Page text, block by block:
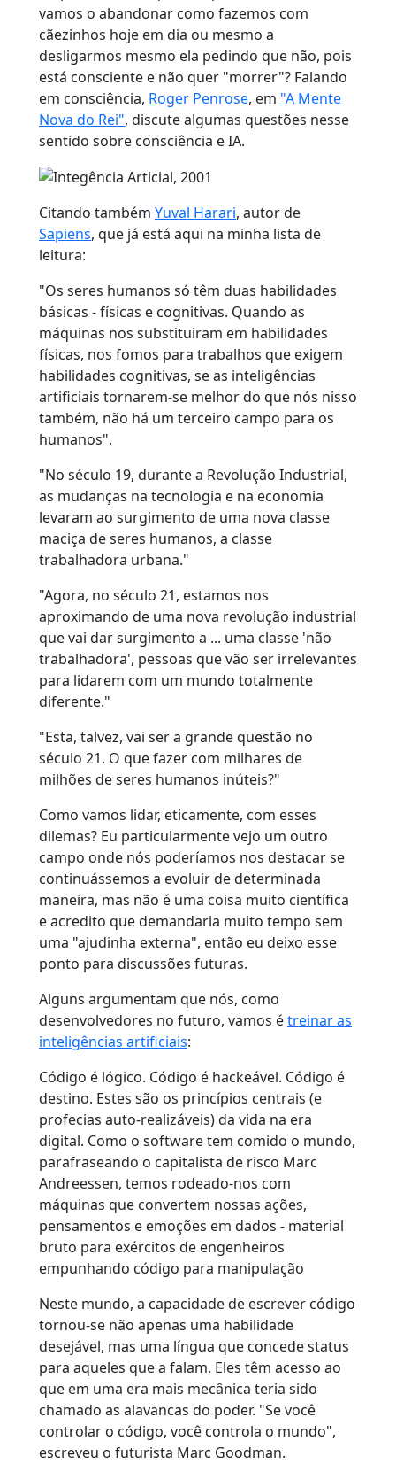
vamos o abandonar como fazemos com
cãezinhos hoje em dia ou mesmo a
desligarmos mesmo ela pedindo que não, pois
está consciente e não quer "morrer"? Falando
em consciência, Roger Penrose, em "A Mente
Nova do Rei", discute algumas questões nesse
sentido sobre consciência e IA.
Citando também Yuval Harari, autor de
Sapiens, que já está aqui na minha lista de
leitura:
"Os seres humanos só têm duas habilidades
básicas - físicas e cognitivas. Quando as
máquinas nos substituiram em habilidades
físicas, nos fomos para trabalhos que exigem
habilidades cognitivas, se as inteligências
artificiais tornarem-se melhor do que nós nisso
também, não há um terceiro campo para os
humanos".
"No século 19, durante a Revolução Industrial,
as mudanças na tecnologia e na economia
levaram ao surgimento de uma nova classe
maciça de seres humanos, a classe
trabalhadora urbana."
"Agora, no século 21, estamos nos
aproximando de uma nova revolução industrial
que vai dar surgimento a ... uma classe 'não
trabalhadora', pessoas que vão ser irrelevantes
para lidarem com um mundo totalmente
diferente."
"Esta, talvez, vai ser a grande questão no
século 21. O que fazer com milhares de
milhões de seres humanos inúteis?"
Como vamos lidar, eticamente, com esses
dilemas? Eu particularmente vejo um outro
campo onde nós poderíamos nos destacar se
continuássemos a evoluir de determinada
maneira, mas não é uma coisa muito científica
e acredito que demandaria muito tempo sem
uma "ajudinha externa", então eu deixo esse
ponto para discussões futuras.
Alguns argumentam que nós, como
desenvolvedores no futuro, vamos étreinar as
inteligências artificiais:
Código é lógico. Código é hackeável. Código é
destino. Estes são os princípios centrais (e
profecias auto-realizáveis) da vida na era
digital. Como o software tem comido o mundo,
parafraseando o capitalista de risco Marc
Andreessen, temos rodeado-nos com
máquinas que convertem nossas ações,
pensamentos e emoções em dados - material
bruto para exércitos de engenheiros
empunhando código para manipulação
Neste mundo, a capacidade de escrever código
tornou-se não apenas uma habilidade
desejável, mas uma língua que concede status
para aqueles que a falam. Eles têm acesso ao
que em uma era mais mecânica teria sido
chamado as alavancas do poder. "Se você
controlar o código, você controla o mundo",
escreveu o futurista Marc Goodman.